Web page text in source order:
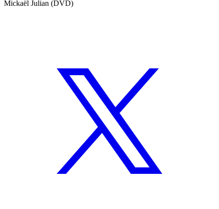
Mickaël Julian (DVD)